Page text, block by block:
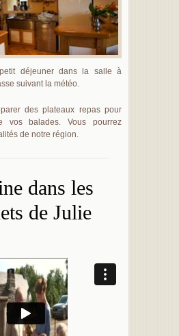
déjeuner dans la salle à
suivant la météo.
des plateaux repas pour
vos balades. Vous pourrez
de notre région.
dans les
de Julie